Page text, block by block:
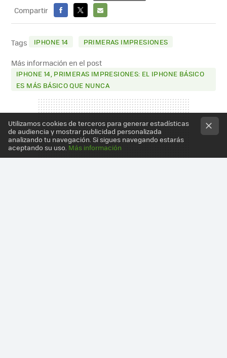
Compartir
FACEBOOK
X
E-
MAIL
Tags IPHONE 14 PRIMERAS IMPRESIONES
Más información en el post
IPHONE 14, PRIMERAS IMPRESIONES: EL IPHONE BÁSICO
ES MÁS BÁSICO QUE NUNCA
Utilizamos cookies de terceros para generar estadísticas
de audiencia y mostrar publicidad personalizada
analizando tu navegación. Si sigues navegando estarás
aceptando su uso. Más información